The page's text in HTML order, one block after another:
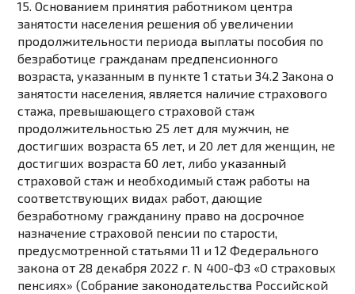
15. Основанием принятия работником центра
занятости населения решения об увеличении
продолжительности периода выплаты пособия по
безработице гражданам предпенсионного
возраста, указанным в пункте 1 статьи 34.2 Закона о
занятости населения, является наличие страхового
стажа, превышающего страховой стаж
продолжительностью 25 лет для мужчин, не
достигших возраста 65 лет, и 20 лет для женщин, не
достигших возраста 60 лет, либо указанный
страховой стаж и необходимый стаж работы на
соответствующих видах работ, дающие
безработному гражданину право на досрочное
назначение страховой пенсии по старости,
предусмотреннойстатьями 11 и12 Федерального
закона от 28 декабря 2022 г. N 400-ФЗ «О страховых
пенсиях» (Собрание законодательства Российской